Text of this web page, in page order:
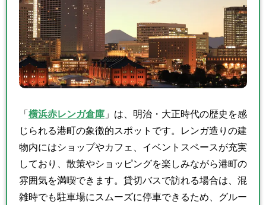
「 横浜赤レンガ倉庫 」は、明治・大正時代の歴史を感
じられる港町の象徴的スポットです。レンガ造りの建
物内にはショップやカフェ、イベントスペースが充実
しており、散策やショッピングを楽しみながら港町の
雰囲気を満喫できます。貸切バスで訪れる場合は、混
雑時でも駐車場にスムーズに停車できるため、グルー